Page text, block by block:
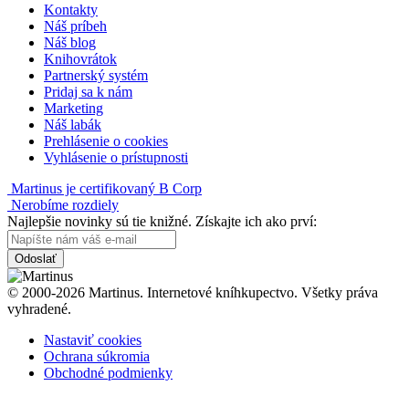
Kontakty
Náš príbeh
Náš blog
Knihovrátok
Partnerský systém
Pridaj sa k nám
Marketing
Náš labák
Prehlásenie o cookies
Vyhlásenie o prístupnosti
Martinus je certifikovaný B Corp
Nerobíme rozdiely
Najlepšie novinky sú tie knižné. Získajte ich ako prví:
Odoslať
© 2000-2026 Martinus. Internetové kníhkupectvo. Všetky práva
vyhradené.
Nastaviť cookies
Ochrana súkromia
Obchodné podmienky